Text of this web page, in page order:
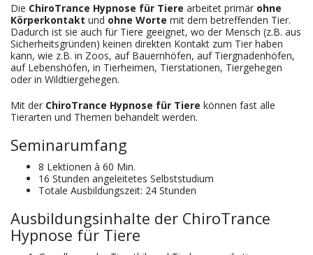
Die ChiroTrance Hypnose für Tiere arbeitet primär ohne
Körperkontakt und ohne Worte mit dem betreffenden Tier.
Dadurch ist sie auch für Tiere geeignet, wo der Mensch (z.B. aus
Sicherheitsgründen) keinen direkten Kontakt zum Tier haben
kann, wie z.B. in Zoos, auf Bauernhöfen, auf Tiergnadenhöfen,
auf Lebenshöfen, in Tierheimen, Tierstationen, Tiergehegen
oder in Wildtiergehegen.
Mit der ChiroTrance Hypnose für Tiere können fast alle
Tierarten und Themen behandelt werden.
Seminarumfang
8 Lektionen à 60 Min.
16 Stunden angeleitetes Selbststudium
Totale Ausbildungszeit: 24 Stunden
Ausbildungsinhalte der ChiroTrance
Hypnose für Tiere